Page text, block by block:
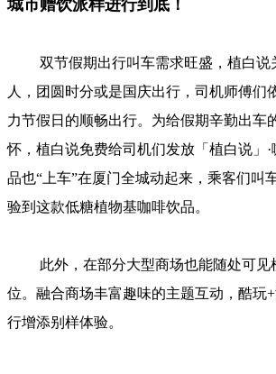
城市赠饮派样进行到底！
双节假期出行叫车需求旺盛，植白说
人，团圆时分或是国庆出行，司机师傅们
力节假日的顺畅出行。为给假期辛勤出车
怀，植白说免费给司机们发放「植白说」
品也“上车”在厦门全城动起来，乘客们叫
验到这款低糖植物基咖啡饮品。
此外，在部分大型商场也能随处可见
位。融合商场丰富趣味的主题互动，酷玩
行增添别样体验。